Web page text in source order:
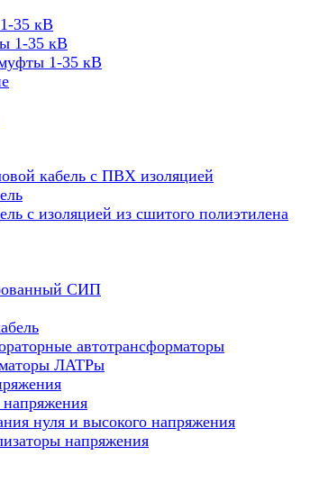
35 кВ
1-35 кВ
1-35 кВ
кабель с ПВХ изоляцией
с изоляцией из сшитого полиэтилена
СИП
автотрансформаторы
ЛАТРы
нуля и высокого напряжения
напряжения